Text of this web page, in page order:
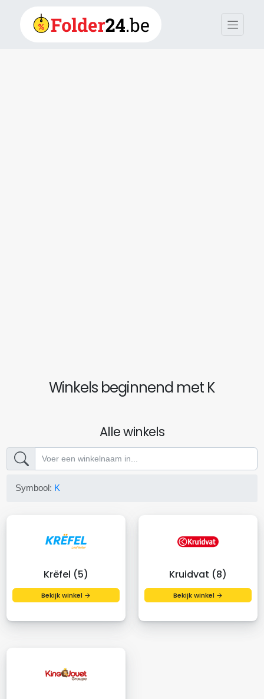
Winkels beginnend met K
Alle winkels
Symbool: K
Krëfel (5)
Bekijk winkel →
Kruidvat (8)
Bekijk winkel →